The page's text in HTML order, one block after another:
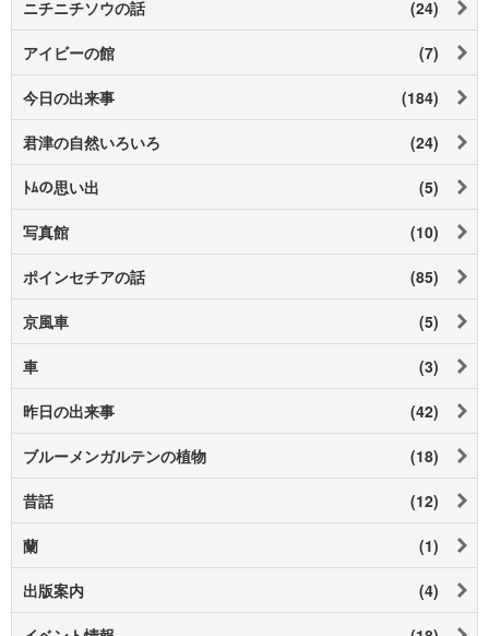
ニチニチソウの話 (24)
アイビーの館 (7)
今日の出来事 (184)
君津の自然いろいろ (24)
ﾄﾑの思い出 (5)
写真館 (10)
ポインセチアの話 (85)
京風車 (5)
車 (3)
昨日の出来事 (42)
ブルーメンガルテンの植物 (18)
昔話 (12)
蘭 (1)
出版案内 (4)